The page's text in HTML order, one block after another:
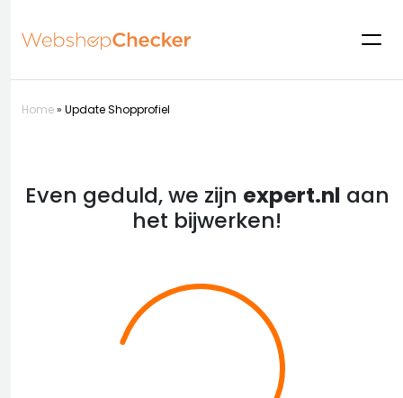
Home» Update Shopprofiel
Even geduld, we zijn expert.nl aan
het bijwerken!